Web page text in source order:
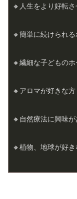
🔸人生をより好転
🔸簡単に続けられ
🔸繊細な子どもの
🔸アロマが好きな方
🔸 自然療法に興味
🔸植物、地球が好き